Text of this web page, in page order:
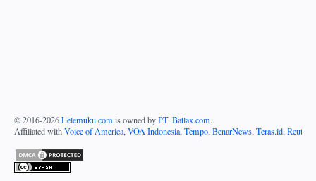
© 2016-2026Lelemuku.com is owned byPT. Batlax.com.
Affiliated withVoice of America, VOA Indonesia, Tempo, BenarNews, Teras.id, Reuters